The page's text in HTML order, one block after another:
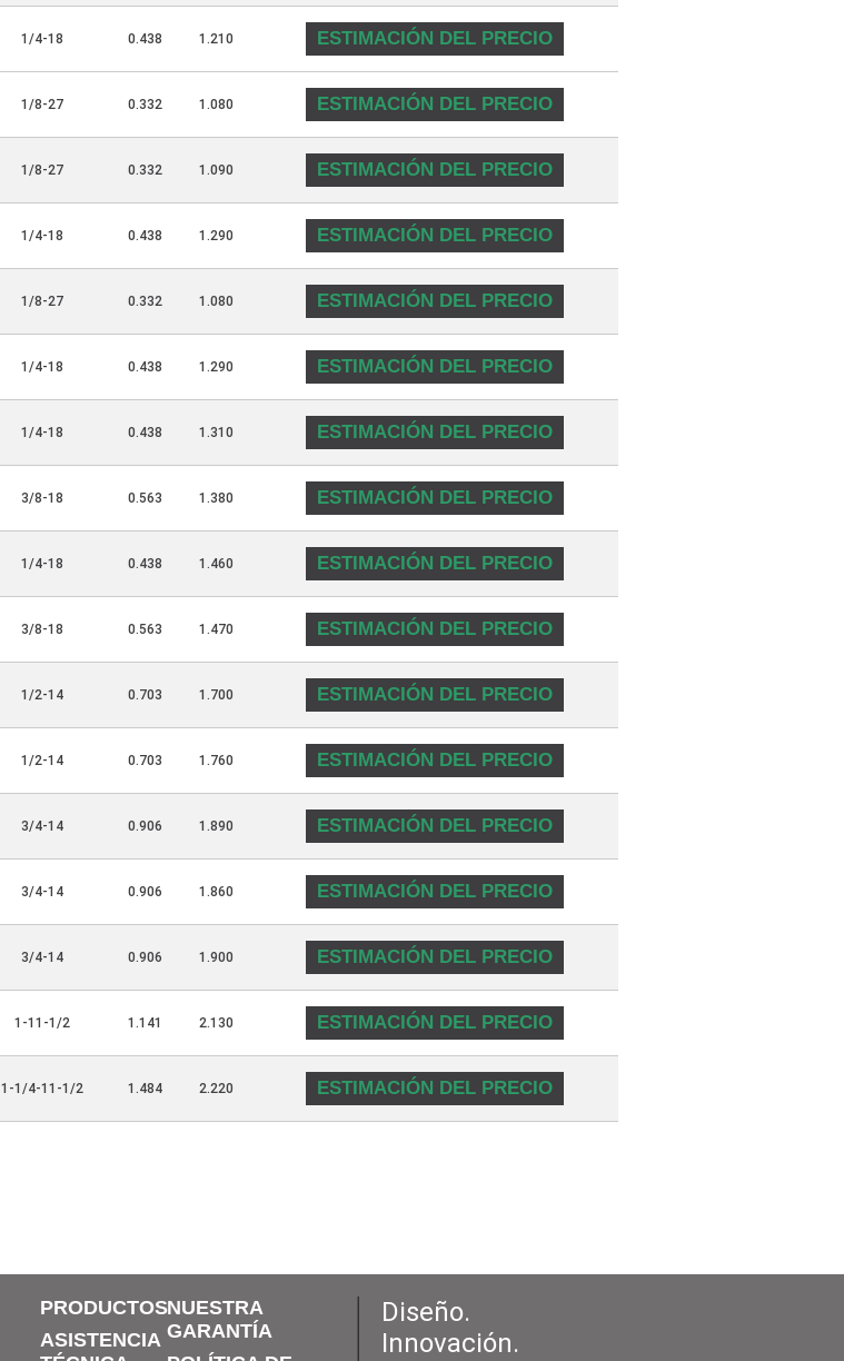
1/4-18 0.438 1.210 ESTIMACIÓN DEL PRECIO
1/8-27 0.332 1.080 ESTIMACIÓN DEL PRECIO
1/8-27 0.332 1.090 ESTIMACIÓN DEL PRECIO
1/4-18 0.438 1.290 ESTIMACIÓN DEL PRECIO
1/8-27 0.332 1.080 ESTIMACIÓN DEL PRECIO
1/4-18 0.438 1.290 ESTIMACIÓN DEL PRECIO
1/4-18 0.438 1.310 ESTIMACIÓN DEL PRECIO
3/8-18 0.563 1.380 ESTIMACIÓN DEL PRECIO
1/4-18 0.438 1.460 ESTIMACIÓN DEL PRECIO
3/8-18 0.563 1.470 ESTIMACIÓN DEL PRECIO
1/2-14 0.703 1.700 ESTIMACIÓN DEL PRECIO
1/2-14 0.703 1.760 ESTIMACIÓN DEL PRECIO
3/4-14 0.906 1.890 ESTIMACIÓN DEL PRECIO
3/4-14 0.906 1.860 ESTIMACIÓN DEL PRECIO
3/4-14 0.906 1.900 ESTIMACIÓN DEL PRECIO
1-11-1/2 1.141 2.130 ESTIMACIÓN DEL PRECIO
1-1/4-11-1/2 1.484 2.220 ESTIMACIÓN DEL PRECIO
PRODUCTOS
ASISTENCIA
NUESTRA
GARANTÍA
Diseño.
Innovación.